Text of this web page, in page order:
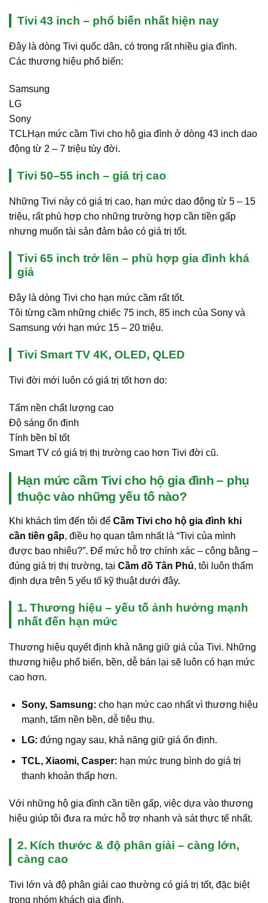
Tivi 43 inch – phổ biến nhất hiện nay
Đây là dòng Tivi quốc dân, có trong rất nhiều gia đình.
Các thương hiệu phổ biến:
Samsung
LG
Sony
TCLHạn mức cầm Tivi cho hộ gia đình ở dòng 43 inch dao
động từ 2 – 7 triệu tùy đời.
Tivi 50–55 inch – giá trị cao
Những Tivi này có giá trị cao, hạn mức dao động từ 5 – 15
triệu, rất phù hợp cho những trường hợp cần tiền gấp
nhưng muốn tài sản đảm bảo có giá trị tốt.
Tivi 65 inch trở lên – phù hợp gia đình khá
giả
Đây là dòng Tivi cho hạn mức cầm rất tốt.
Tôi từng cầm những chiếc 75 inch, 85 inch của Sony và
Samsung với hạn mức 15 – 20 triệu.
Tivi Smart TV 4K, OLED, QLED
Tivi đời mới luôn có giá trị tốt hơn do:
Tấm nền chất lượng cao
Độ sáng ổn định
Tính bền bỉ tốt
Smart TV có giá trị thị trường cao hơn Tivi đời cũ.
Hạn mức cầm Tivi cho hộ gia đình – phụ
thuộc vào những yếu tố nào?
Khi khách tìm đến tôi để Cầm Tivi cho hộ gia đình khi
cần tiền gấp, điều họ quan tâm nhất là “Tivi của mình
được bao nhiêu?”. Để mức hỗ trợ chính xác – công bằng –
đúng giá trị thị trường, tại Cầm đồ Tân Phú, tôi luôn thẩm
định dựa trên 5 yếu tố kỹ thuật dưới đây.
1. Thương hiệu – yếu tố ảnh hưởng mạnh
nhất đến hạn mức
Thương hiệu quyết định khả năng giữ giá của Tivi. Những
thương hiệu phổ biến, bền, dễ bán lại sẽ luôn có hạn mức
cao hơn.
Sony, Samsung: cho hạn mức cao nhất vì thương hiệu
mạnh, tấm nền bền, dễ tiêu thụ.
LG: đứng ngay sau, khả năng giữ giá ổn định.
TCL, Xiaomi, Casper: hạn mức trung bình do giá trị
thanh khoản thấp hơn.
Với những hộ gia đình cần tiền gấp, việc dựa vào thương
hiệu giúp tôi đưa ra mức hỗ trợ nhanh và sát thực tế nhất.
2. Kích thước & độ phân giải – càng lớn,
càng cao
Tivi lớn và độ phân giải cao thường có giá trị tốt, đặc biệt
trong nhóm khách gia đình.